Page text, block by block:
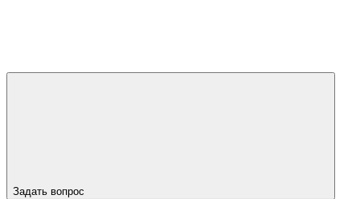
Задать вопрос